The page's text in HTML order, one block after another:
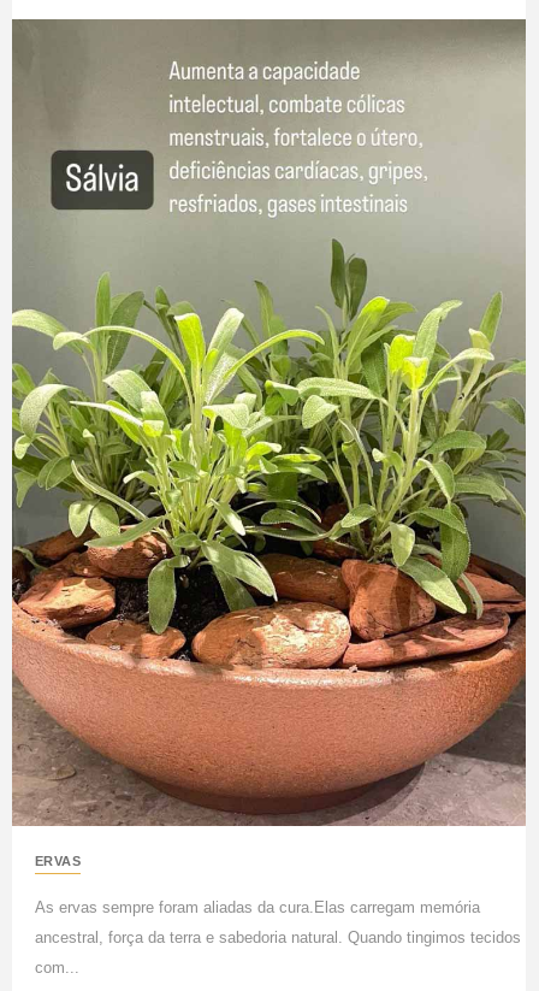
ERVAS
As ervas sempre foram aliadas da cura.Elas carregam memória
ancestral, força da terra e sabedoria natural. Quando tingimos tecidos
com...